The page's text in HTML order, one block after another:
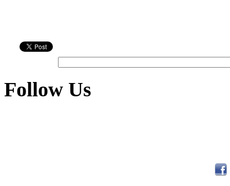
Follow Us